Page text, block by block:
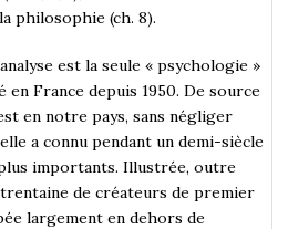
philosophie (ch. 8).
est la seule « psychologie »
France depuis 1950. De source
en notre pays, sans négliger
a connu pendant un demi-siècle
importants. Illustrée, outre
de créateurs de premier
largement en dehors de